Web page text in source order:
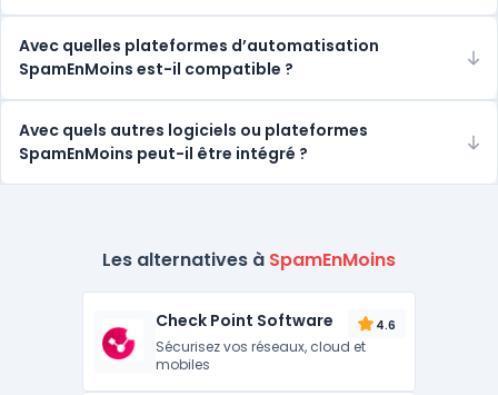
Avec quelles plateformes d’automatisation
SpamEnMoins est-il compatible ?
Avec quels autres logiciels ou plateformes
SpamEnMoins peut-il être intégré ?
Les alternatives à SpamEnMoins
Check Point Software 4.6
Sécurisez vos réseaux, cloud et
mobiles